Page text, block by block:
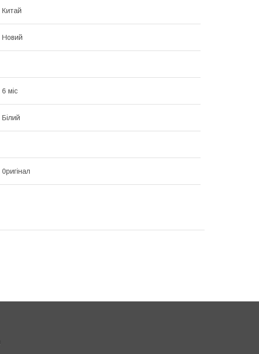
Китай
Новий
6 міс
Білий
0ригінал